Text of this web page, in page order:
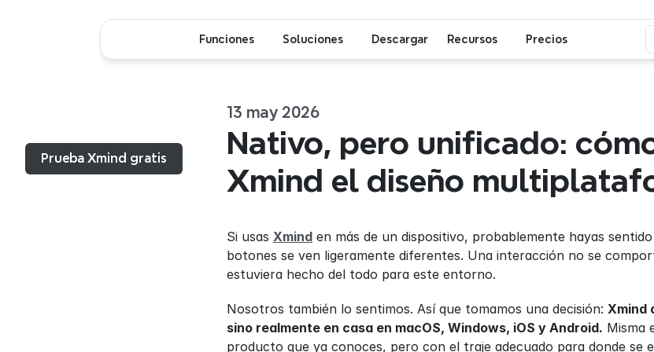
Prueba Xmind gratis
13 may 2026
Nativo, pero unificado:
Xmind el diseño
Si usas Xmind en más de un dispositivo, probablemente hayas
botones se ven ligeramente diferentes. Una interacción no se
estuviera hecho del todo para este entorno.
Nosotros también lo sentimos. Así que tomamos una decisión: Xmind
sino realmente en casa en macOS, Windows, iOS y Android. Misma
producto que ya conoces, pero con el traje adecuado para donde se
Funciones Soluciones Descargar Recursos Precios